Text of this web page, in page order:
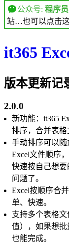
公众号: 程序
站…也可以点击
it365
版本更新记
2.0.0
新功能：it365
排序，合并表格
手动排序可以
Excel文件顺序
快速按自己想
问题了。
Excel按顺序合
单、快速。
支持多个表格
值），如果想
也能完成。